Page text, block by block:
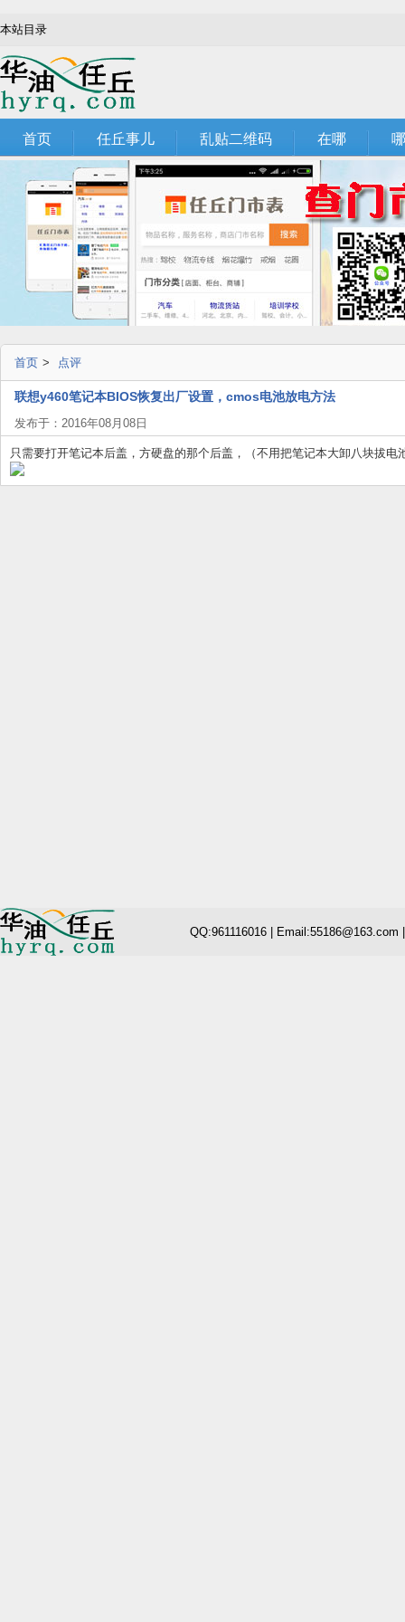
本站目录
首页 任丘事儿 乱贴二维码 在哪
首页 > 点评
联想y460笔记本BIOS恢复出厂设置，cmos电池放电方法
发布于：2016年08月08日
只需要打开笔记本后盖，方硬盘的那个后盖，（不用把笔记本大卸八块拔电
QQ:961116016 | Email:55186@163.com